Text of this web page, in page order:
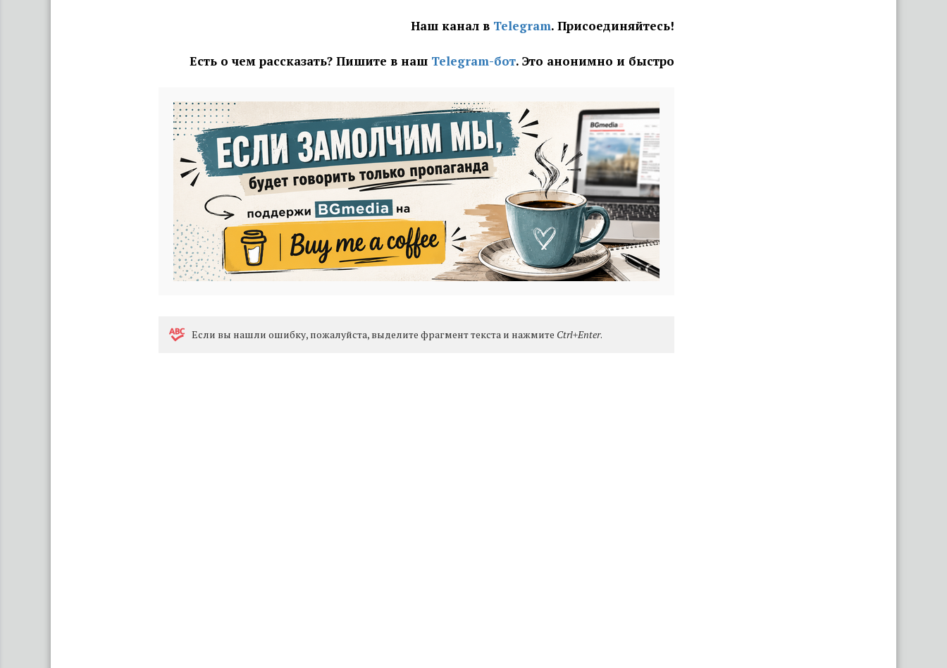
Наш канал в Telegram. Присоединяйтесь!
Есть о чем рассказать? Пишите в наш Telegram-бот. Это анонимно и быстро
Eсли вы нашли ошибку, пожалуйста, выделите фрагмент текста и нажмите Ctrl+Enter.